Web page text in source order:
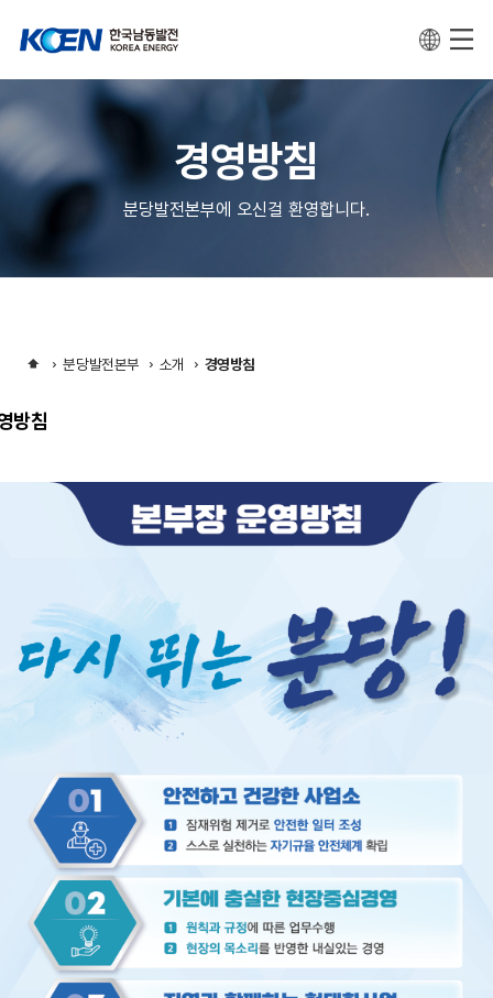
경영방침
분당발전본부에 오신걸 환영합니다.
분당발전본부 소개 경영방침
방침